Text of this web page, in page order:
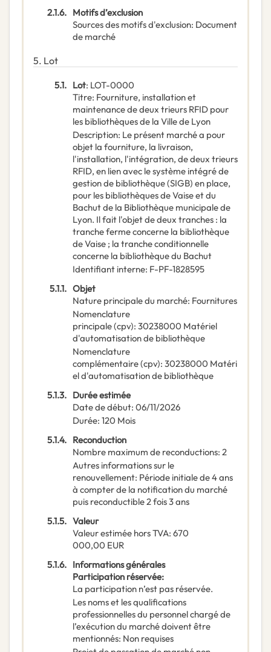
2.1.6. Motifs d’exclusion
Sources des motifs d'exclusion: Document
de marché
5. Lot
5.1. Lot: LOT-0000
Titre: Fourniture, installation et
maintenance de deux trieurs RFID pour
les bibliothèques de la Ville de Lyon
Description: Le présent marché a pour
objet la fourniture, la livraison,
l'installation, l'intégration, de deux trieurs
RFID, en lien avec le système intégré de
gestion de bibliothèque (SIGB) en place,
pour les bibliothèques de Vaise et du
Bachut de la Bibliothèque municipale de
Lyon. Il fait l'objet de deux tranches : la
tranche ferme concerne la bibliothèque
de Vaise ; la tranche conditionnelle
concerne la bibliothèque du Bachut
Identifiant interne: F-PF-1828595
5.1.1. Objet
Nature principale du marché: Fournitures
Nomenclature
principale(cpv): 30238000 Matériel
d'automatisation de bibliothèque
Nomenclature
complémentaire(cpv): 30238000 Matéri
el d'automatisation de bibliothèque
5.1.3. Durée estimée
Date de début: 06/11/2026
Durée: 120 Mois
5.1.4. Reconduction
Nombre maximum de reconductions: 2
Autres informations sur le
renouvellement: Période initiale de 4 ans
à compter de la notification du marché
puis reconductible 2 fois 3 ans
5.1.5. Valeur
Valeur estimée hors TVA: 670
000,00 EUR
5.1.6. Informations générales
Participation réservée:
La participation n’est pas réservée.
Les noms et les qualifications
professionnelles du personnel chargé de
l’exécution du marché doivent être
mentionnés: Non requises